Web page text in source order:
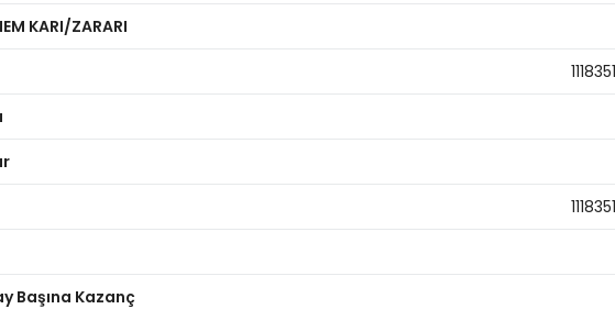
KARI/ZARARI
Başına Kazanç